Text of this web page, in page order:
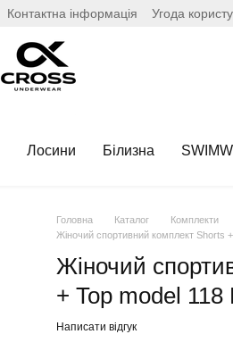
Контактна інформація Угода
Лосини Білизна
Головна Каталог
Комплекти
Жіночий спортивний комплект Shorts
Жіночий
+ Top model
Написати відгук